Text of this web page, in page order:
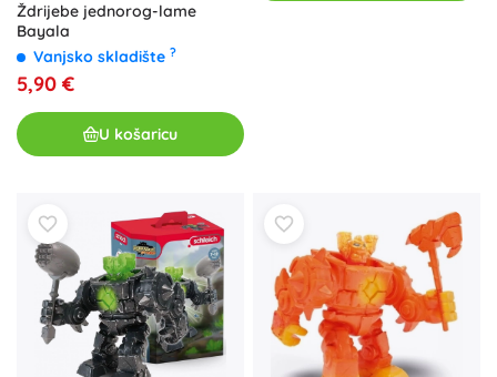
Ždrijebe jednorog-lame
Bayala
Vanjsko skladište ?
5,90 €
U košaricu